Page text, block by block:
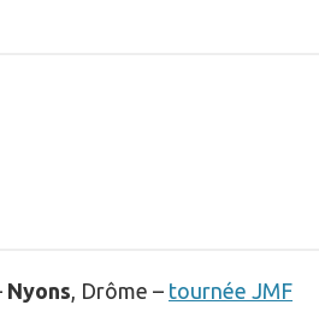
Nyons, Drôme – tournée JMF